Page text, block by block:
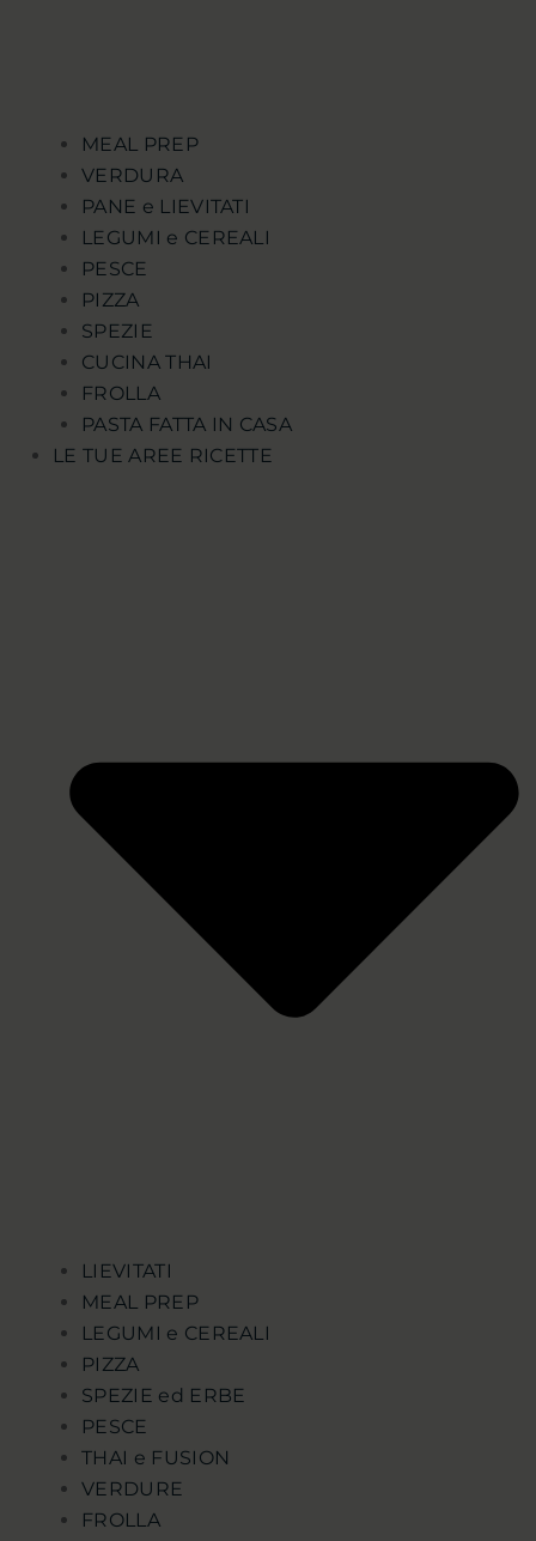
MEAL PREP
VERDURA
PANE e LIEVITATI
LEGUMI e CEREALI
PESCE
PIZZA
SPEZIE
CUCINA THAI
FROLLA
PASTA FATTA IN CASA
LE TUE AREE RICETTE
LIEVITATI
MEAL PREP
LEGUMI e CEREALI
PIZZA
SPEZIE ed ERBE
PESCE
THAI e FUSION
VERDURE
FROLLA